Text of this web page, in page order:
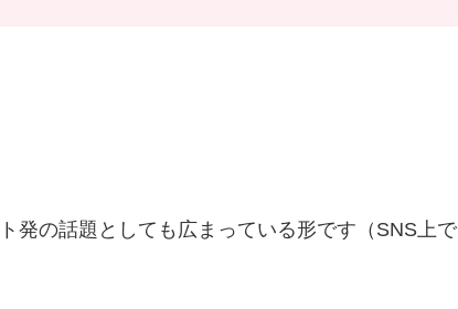
発の話題としても広まっている形です（SNS上で